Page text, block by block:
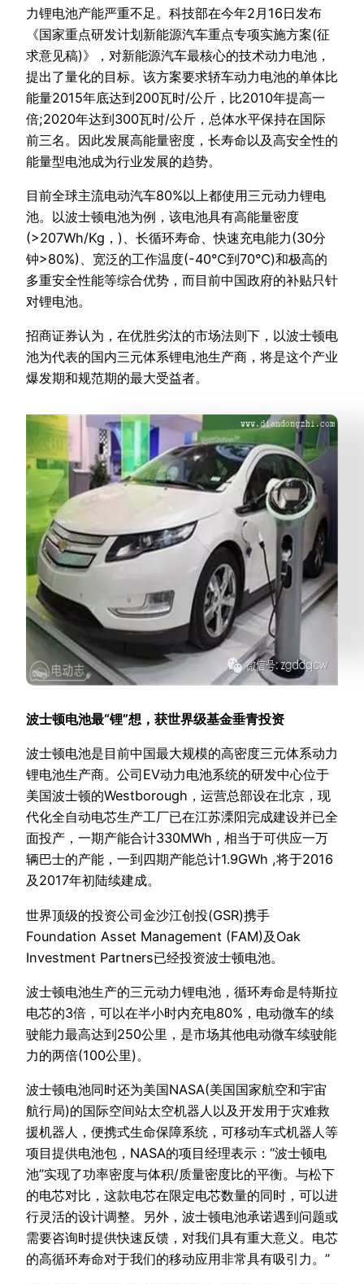
力锂电池产能严重不足。科技部在今年2月16日发布
《国家重点研发计划新能源汽车重点专项实施方案(征
求意见稿)》，对新能源汽车最核心的技术动力电池，
提出了量化的目标。该方案要求轿车动力电池的单体比
能量2015年底达到200瓦时/公斤，比2010年提高一
倍;2020年达到300瓦时/公斤，总体水平保持在国际
前三名。因此发展高能量密度，长寿命以及高安全性的
能量型电池成为行业发展的趋势。
目前全球主流电动汽车80%以上都使用三元动力锂电
池。以波士顿电池为例，该电池具有高能量密度
(>207Wh/Kg，)、长循环寿命、快速充电能力(30分
钟>80%)、宽泛的工作温度(-40℃到70℃)和极高的
多重安全性能等综合优势，而目前中国政府的补贴只针
对锂电池。
招商证券认为，在优胜劣汰的市场法则下，以波士顿电
池为代表的国内三元体系锂电池生产商，将是这个产业
爆发期和规范期的最大受益者。
波士顿电池最“锂”想，获世界级基金垂青投资
波士顿电池是目前中国最大规模的高密度三元体系动力
锂电池生产商。公司EV动力电池系统的研发中心位于
美国波士顿的Westborough，运营总部设在北京，现
代化全自动电芯生产工厂已在江苏溧阳完成建设并已全
面投产，一期产能合计330MWh , 相当于可供应一万
辆巴士的产能，一到四期产能总计1.9GWh ,将于2016
及2017年初陆续建成。
世界顶级的投资公司金沙江创投(GSR)携手
Foundation Asset Management (FAM)及Oak
Investment Partners已经投资波士顿电池。
波士顿电池生产的三元动力锂电池，循环寿命是特斯拉
电芯的3倍，可以在半小时内充电80%，电动微车的续
驶能力最高达到250公里，是市场其他电动微车续驶能
力的两倍(100公里)。
波士顿电池同时还为美国NASA(美国国家航空和宇宙
航行局)的国际空间站太空机器人以及开发用于灾难救
援机器人，便携式生命保障系统，可移动车式机器人等
项目提供电池包，NASA的项目经理表示：“波士顿电
池”实现了功率密度与体积/质量密度比的平衡。与松下
的电芯对比，这款电芯在限定电芯数量的同时，可以进
行灵活的设计调整。另外，波士顿电池承诺遇到问题或
需要咨询时提供快速反馈，对我们具有重大意义。电芯
的高循环寿命对于我们的移动应用非常具有吸引力。”